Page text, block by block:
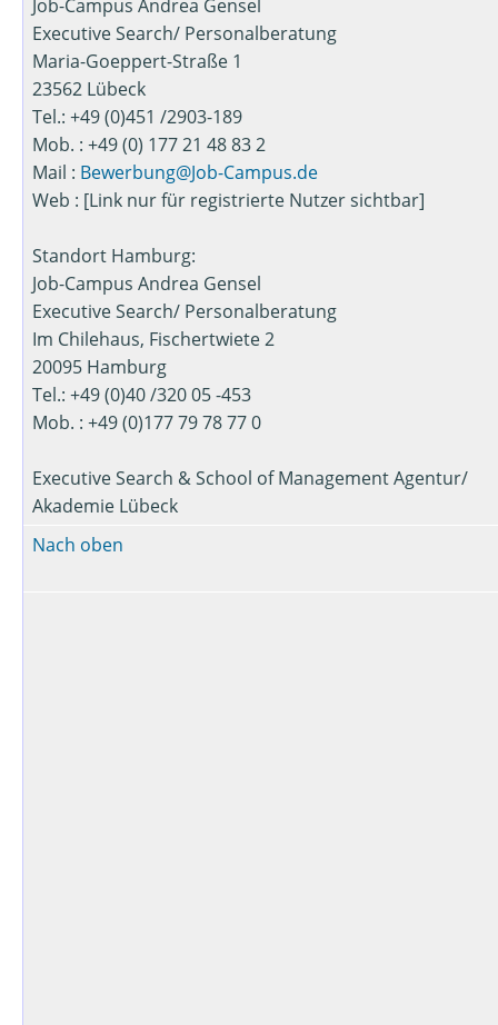
Job-Campus Andrea Gensel
Executive Search/ Personalberatung
Maria-Goeppert-Straße 1
23562 Lübeck
Tel.: +49 (0)451 /2903-189
Mob. : +49 (0) 177 21 48 83 2
Mail : Bewerbung@Job-Campus.de
Web : [Link nur für registrierte Nutzer sichtbar]
Standort Hamburg:
Job-Campus Andrea Gensel
Executive Search/ Personalberatung
Im Chilehaus, Fischertwiete 2
20095 Hamburg
Tel.: +49 (0)40 /320 05 -453
Mob. : +49 (0)177 79 78 77 0
Executive Search & School of Management Agentur/
Akademie Lübeck
Nach oben